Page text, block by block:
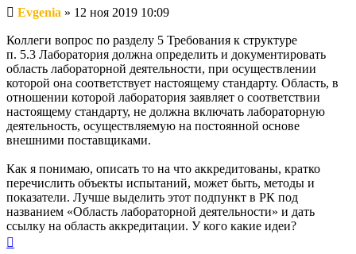
Непрочитанное
сообщение
Evgenia » 12 ноя 2019 10:09
Коллеги вопрос по разделу 5 Требования к структуре
п. 5.3 Лаборатория должна определить и документировать
область лабораторной деятельности, при осуществлении
которой она соответствует настоящему стандарту. Область, в
отношении которой лаборатория заявляет о соответствии
настоящему стандарту, не должна включать лабораторную
деятельность, осуществляемую на постоянной основе
внешними поставщиками.
Как я понимаю, описать то на что аккредитованы, кратко
перечислить объекты испытаний, может быть, методы и
показатели. Лучше выделить этот подпункт в РК под
названием «Область лабораторной деятельности» и дать
ссылку на область аккредитации. У кого какие идеи?